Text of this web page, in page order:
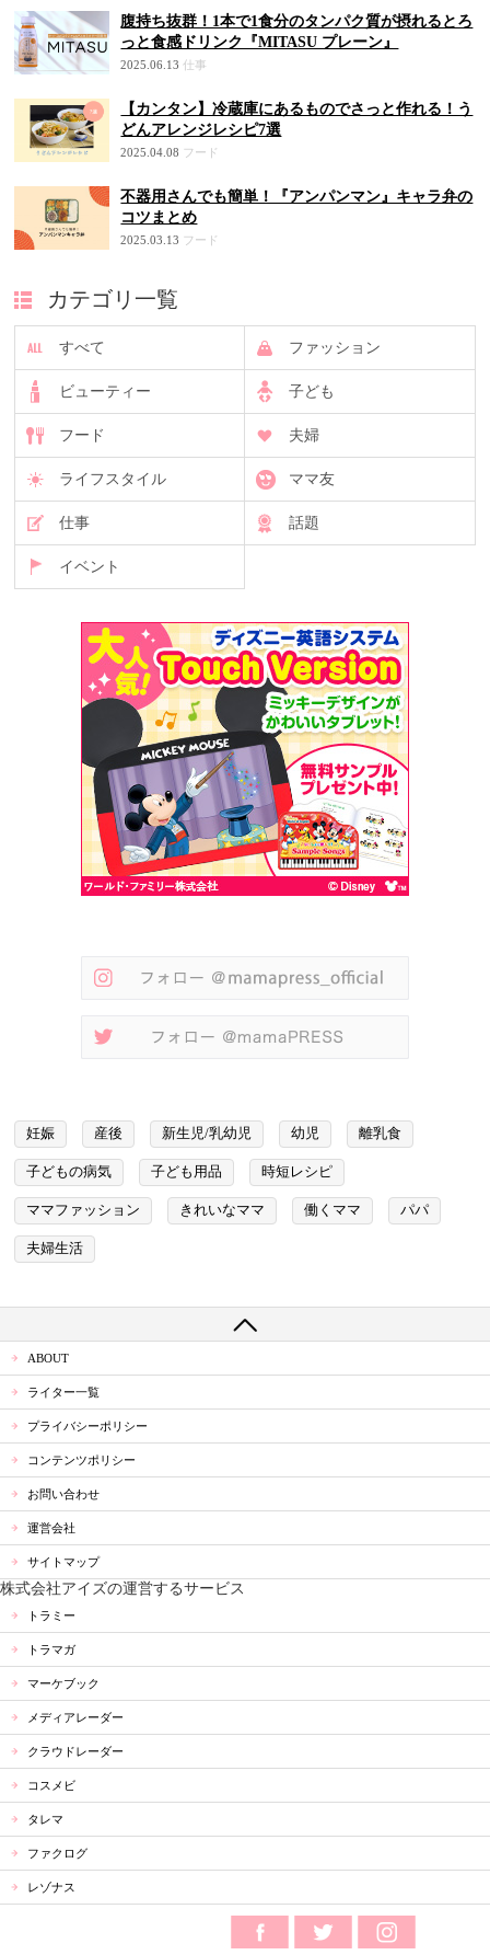
腹持ち抜群！1本で1食分のタンパク質が摂れるとろ
っと食感ドリンク『MITASU プレーン』
2025.06.13 仕事
【カンタン】冷蔵庫にあるものでさっと作れる！う
どんアレンジレシピ7選
2025.04.08 フード
不器用さんでも簡単！『アンパンマン』キャラ弁の
コツまとめ
2025.03.13 フード
カテゴリ一覧
すべて ファッション
ビューティー 子ども
フード 夫婦
ライフスタイル ママ友
仕事 話題
イベント
妊娠 産後 新生児/乳幼児 幼児 離乳食
子どもの病気 子ども用品 時短レシピ
ママファッション きれいなママ 働くママ パパ
夫婦生活
ABOUT
ライター一覧
プライバシーポリシー
コンテンツポリシー
お問い合わせ
運営会社
サイトマップ
株式会社アイズの運営するサービス
トラミー
トラマガ
マーケブック
メディアレーダー
クラウドレーダー
コスメビ
タレマ
ファクログ
レゾナス